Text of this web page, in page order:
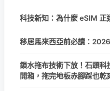
科技新知：為什麼 eSIM 正
移居馬來西亞前必讀：
鎖水拖布技術下放！石頭
開箱，拖完地板赤腳踩也乾